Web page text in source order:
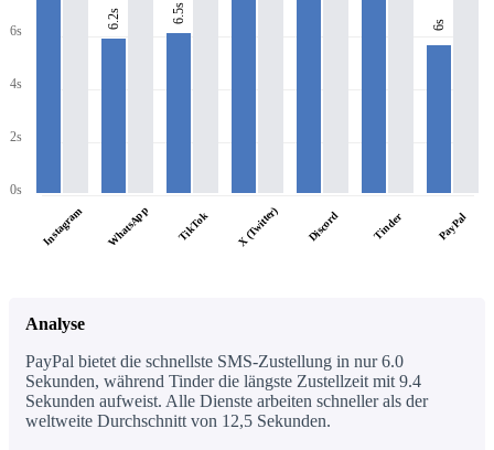
6s
4s
2s
0s
Instagram
6.2s
WhatsApp
6.5s
TikTok X (Twitter) Discord Tinder
6s
PayPal
Analyse
PayPal bietet die schnellste SMS-Zustellung in nur 6.0
Sekunden, während Tinder die längste Zustellzeit mit 9.4
Sekunden aufweist. Alle Dienste arbeiten schneller als der
weltweite Durchschnitt von 12,5 Sekunden.